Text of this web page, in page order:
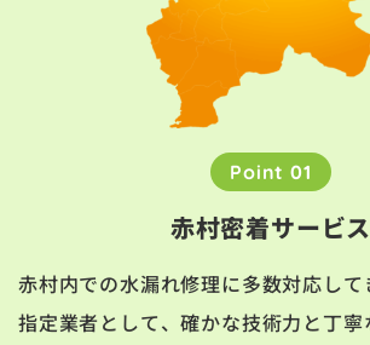
Point 01
赤村密着サービス
赤村内での水漏れ修理に多数対応し
指定業者として、確かな技術力と丁寧